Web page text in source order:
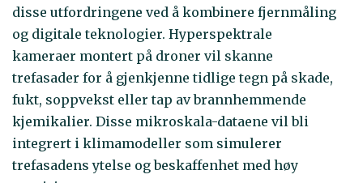
disse utfordringene ved å kombinere fjernmåling
og digitale teknologier. Hyperspektrale
kameraer montert på droner vil skanne
trefasader for å gjenkjenne tidlige tegn på skade,
fukt, soppvekst eller tap av brannhemmende
kjemikalier. Disse mikroskala-dataene vil bli
integrert i klimamodeller som simulerer
trefasadens ytelse og beskaffenhet med høy